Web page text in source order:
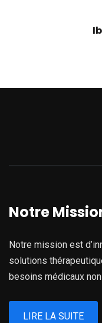
Notre
Notre mission est
solutions
besoins médicaux
LIRE LA SUITE